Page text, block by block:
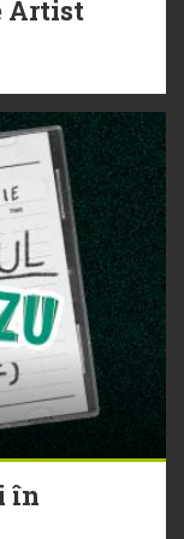
Artist
în